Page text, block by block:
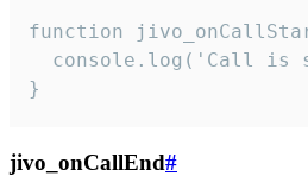
function
console.log('Call is
}
jivo_onCallEnd#